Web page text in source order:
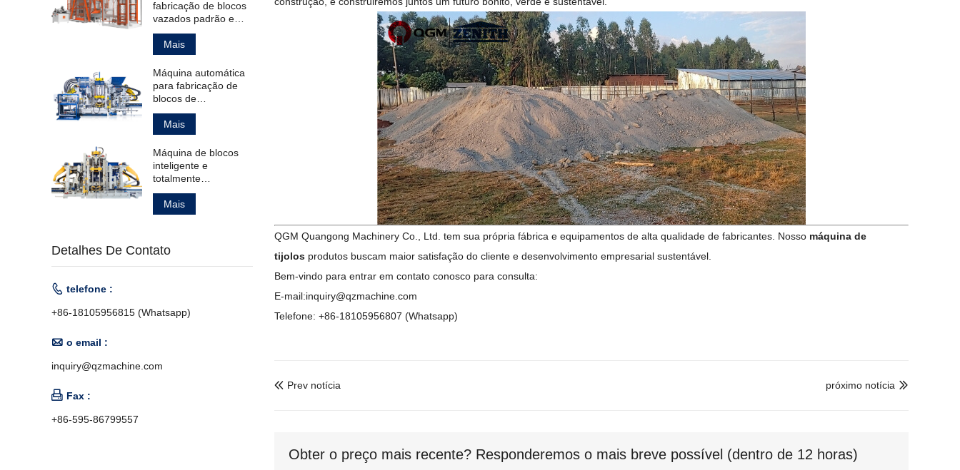
QGM Quangong Machinery Co., Ltd. tem sua própria fábrica e equipamentos de alta qualidade de fabricantes. Nosso máquina de
tijolos produtos buscam maior satisfação do cliente e desenvolvimento empresarial sustentável.
Bem-vindo para entrar em contato conosco para consulta:
E-mail:inquiry@qzmachine.com
Telefone: +86-18105956807 (Whatsapp)
 Prev notícia 
próximo notícia
Obter o preço mais recente? Responderemos o mais breve possível (dentro de 12 horas)
fabricação de blocos
vazados padrão e
para pavimentação.
Mais
Máquina automática
para fabricação de
blocos de
pavimentação ocos e
maciços, além de
meio-fios.
Mais
Máquina de blocos
inteligente e
totalmente
automática para
fabricação de
produtos de concreto.
Mais
Detalhes De Contato
 telefone :
+86-18105956815 (Whatsapp)
 o email :
inquiry@qzmachine.com
 Fax :
+86-595-86799557